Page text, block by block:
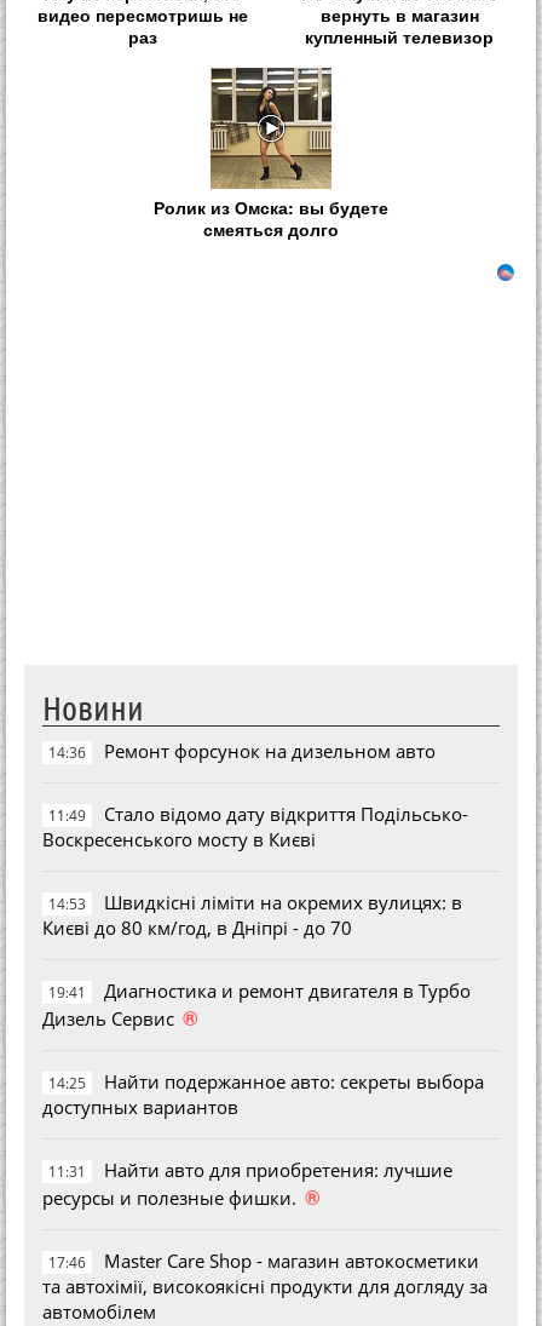
видео пересмотришь не
раз
вернуть в магазин
купленный телевизор
Ролик из Омска: вы будете
смеяться долго
Новини
14:36 Ремонт форсунок на дизельном авто
11:49
Стало відомо дату відкриття Подільсько-
Воскресенського мосту в Києві
14:53
Швидкісні ліміти на окремих вулицях: в
Києві до 80 км/год, в Дніпрі - до 70
19:41
Диагностика и ремонт двигателя в Турбо
Дизель Сервис ®
14:25
Найти подержанное авто: секреты выбора
доступных вариантов
11:31
Найти авто для приобретения: лучшие
ресурсы и полезные фишки. ®
17:46
Master Care Shop - магазин автокосметики
та автохімії, високоякісні продукти для догляду за
автомобілем